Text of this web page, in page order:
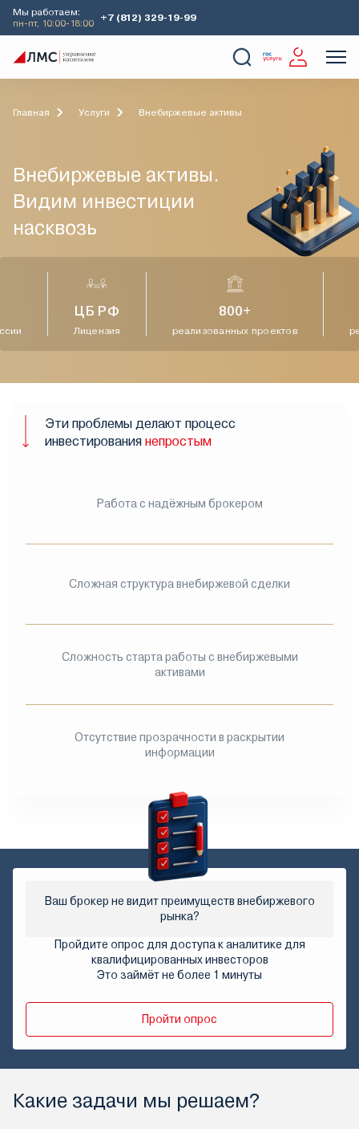
Мы работаем:
пн-пт, 10:00-18:00
+7 (812) 329-19-99
Главная Услуги Внебиржевые активы
Внебиржевые активы.
Видим инвестиции
насквозь
ЦБ РФ
Лицензия
800+
реализованных проектов
Эти проблемы делают процесс
инвестирования непростым
Работа с надёжным брокером
Сложная структура внебиржевой сделки
Сложность старта работы с внебиржевыми
активами
Отсутствие прозрачности в раскрытии
информации
Ваш брокер не видит преимуществ внебиржевого
рынка?
Пройдите опрос для доступа к аналитике для
квалифицированных инвесторов
Это займёт не более 1 минуты
Пройти опрос
Какие задачи мы решаем?